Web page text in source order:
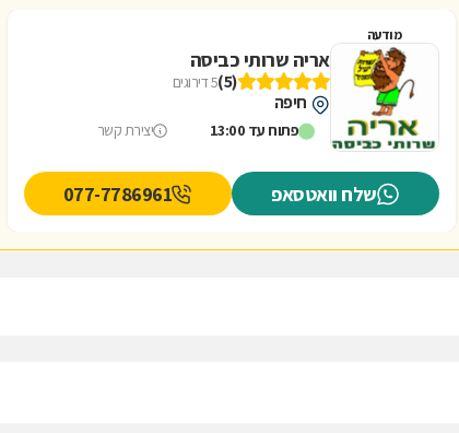
מודעה
אריה שרותי כביסה
(5) 5 דירוגים
חיפה
פתוח עד 13:00 יצירת קשר
שלח וואטסאפ 077-7786961